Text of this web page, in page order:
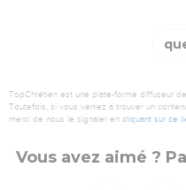
TopChrétien est une plate-forme diffuseur
Toutefois, si vous veniez à trouver un
merci de nous le signaler en cliquant sur ce
Vous avez aimé ?